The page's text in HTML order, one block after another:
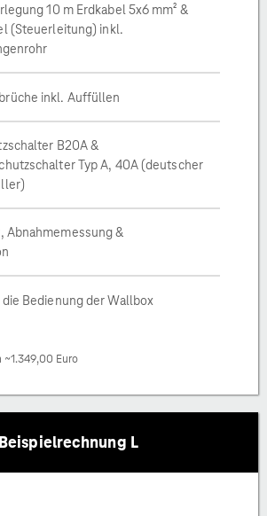
10 m Erdkabel 5x6 mm² &
(Steuerleitung) inkl.
inkl. Auffüllen
B20A &
Typ A, 40A (deutscher
Abnahmemessung &
Bedienung der Wallbox
Euro
Beispielrechnung L